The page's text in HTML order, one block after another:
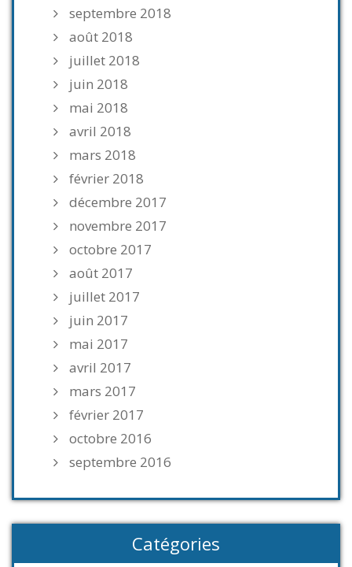
septembre 2018
août 2018
juillet 2018
juin 2018
mai 2018
avril 2018
mars 2018
février 2018
décembre 2017
novembre 2017
octobre 2017
août 2017
juillet 2017
juin 2017
mai 2017
avril 2017
mars 2017
février 2017
octobre 2016
septembre 2016
Catégories